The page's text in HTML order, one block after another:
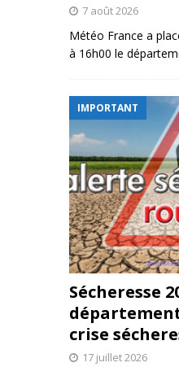
7 août 2026
Météo France a
à 16h00 le
IMPORTANT
Sécheresse
crise
17 juillet 2026